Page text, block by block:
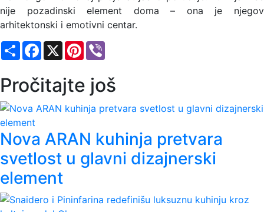
nije pozadinski element doma – ona je njegov
arhitektonski i emotivni centar.
ShareFacebook
X Pinterest
Pročitajte još
Nova ARAN kuhinja pretvara
svetlost u glavni dizajnerski
element